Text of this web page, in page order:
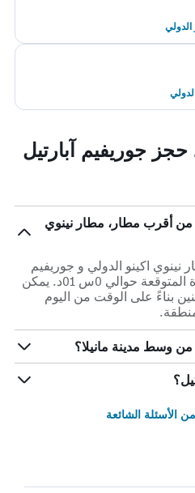
الدولي
حجز جوريفيم آبارتيل
من أقرب مطار، مطار نينوي
اكينو الدولي و جوريفيم
آبارتيل هي 1.3 كم ومدة القيادة المتوقعة حوالي 0س 01د. يمكن
بناءً على الوقت من اليوم
وسط مدينة مانيلا؟
الأسئلة الشائعة